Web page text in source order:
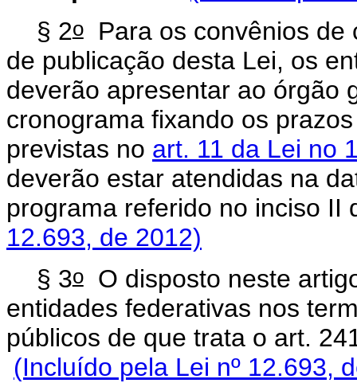
§ 2oPara os convênios de
de publicação desta Lei, os
deverão apresentar ao órgão
cronograma fixando os
previstas no art. 11 da Lei no
deverão estar atendidas na
programa referido no inciso II
12.693, de 2012)
§ 3oO disposto neste
entidades federativas nos
públicos de que trata o
(Incluído pela Lei nº 12.693,